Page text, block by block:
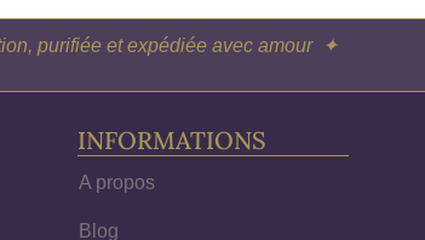
purifiée et expédiée avec amour ✦
INFORMATIONS
A propos
Blog